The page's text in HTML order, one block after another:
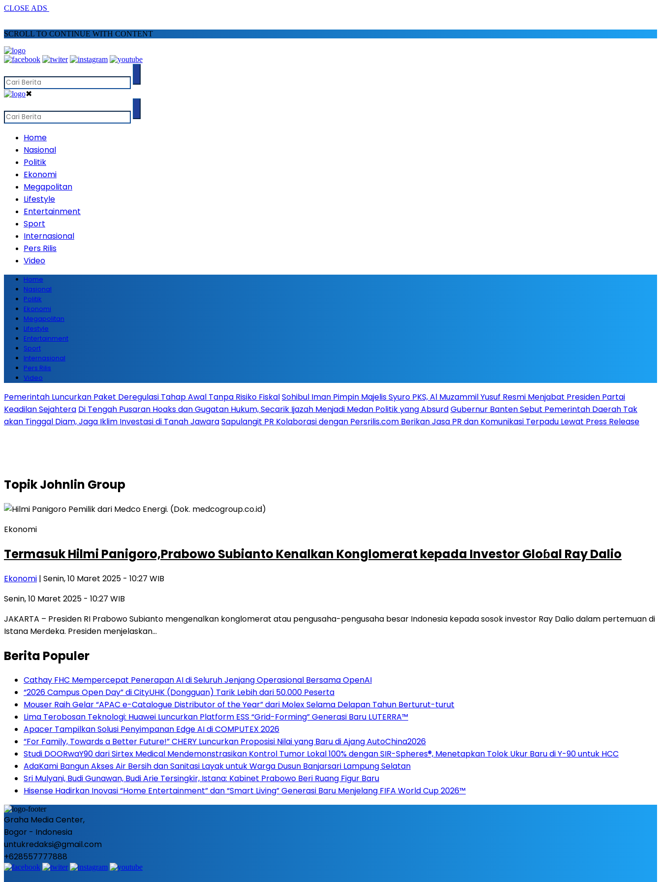
CLOSE ADS
SCROLL TO CONTINUE WITH CONTENT
✖
Home
Nasional
Politik
Ekonomi
Megapolitan
Lifestyle
Entertainment
Sport
Internasional
Pers Rilis
Video
Home
Nasional
Politik
Ekonomi
Megapolitan
Lifestyle
Entertainment
Sport
Internasional
Pers Rilis
Video
Pemerintah Luncurkan Paket Deregulasi Tahap Awal Tanpa Risiko FiskalSohibul Iman Pimpin Majelis Syuro PKS, Al Muzammil Yusuf Resmi Menjabat Presiden Partai
Keadilan Sejahtera Di Tengah Pusaran Hoaks dan Gugatan Hukum, Secarik Ijazah Menjadi Medan Politik yang AbsurdGubernur Banten Sebut Pemerintah Daerah Tak
akan Tinggal Diam, Jaga Iklim Investasi di Tanah JawaraSapulangit PR Kolaborasi dengan Persrilis.com Berikan Jasa PR dan Komunikasi Terpadu Lewat Press Release
TopikJohnlin Group
Ekonomi
Termasuk Hilmi Panigoro,Prabowo Subianto Kenalkan Konglomerat kepada Investor Gloɓal Ray Dalio
Ekonomi | Senin, 10 Maret 2025 - 10:27 WIB
Senin, 10 Maret 2025 - 10:27 WIB
JAKARTA – Presiden RI Prabowo Subianto mengenalkan konglomerat atau pengusaha-pengusaha besar Indonesia kepada sosok investor Ray Dalio dalam pertemuan di
Istana Merdeka. Presiden menjelaskan…
Berita Populer
Cathay FHC Mempercepat Penerapan AI di Seluruh Jenjang Operasional Bersama OpenAI
“2026 Campus Open Day” di CityUHK (Dongguan) Tarik Lebih dari 50.000 Peserta
Mouser Raih Gelar “APAC e-Catalogue Distributor of the Year” dari Molex Selama Delapan Tahun Berturut-turut
Lima Terobosan Teknologi: Huawei Luncurkan Platform ESS “Grid-Forming” Generasi Baru LUTERRA™
Apacer Tampilkan Solusi Penyimpanan Edge AI di COMPUTEX 2026
“For Family, Towards a Better Future!” CHERY Luncurkan Proposisi Nilai yang Baru di Ajang AutoChina2026
Studi DOORwaY90 dari Sirtex Medical Mendemonstrasikan Kontrol Tumor Lokal 100% dengan SIR-Spheres®, Menetapkan Tolok Ukur Baru di Y-90 untuk HCC
AdaKami Bangun Akses Air Bersih dan Sanitasi Layak untuk Warga Dusun Banjarsari Lampung Selatan
Sri Mulyani, Budi Gunawan, Budi Arie Tersingkir, Istana: Kabinet Prabowo Beri Ruang Figur Baru
Hisense Hadirkan Inovasi “Home Entertainment” dan “Smart Living” Generasi Baru Menjelang FIFA World Cup 2026™
Graha Media Center,
Bogor - Indonesia
untukredaksi@gmail.com
+628557777888